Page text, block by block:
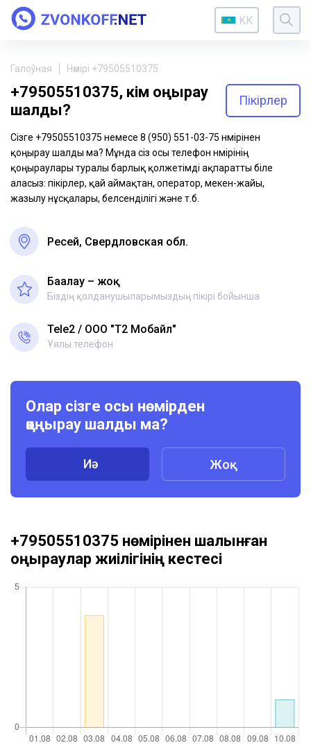
KK
Галоўная Нөмірі +79505510375
+79505510375, кім қоңырау
шалды?
Пікірлер
Сізге +79505510375 немесе 8 (950) 551-03-75 нөмірінен
қоңырау шалды ма? Мұнда сіз осы телефон нөмірінің
қоңыраулары туралы барлық қолжетімді ақпаратты біле
аласыз: пікірлер, қай аймақтан, оператор, мекен-жайы,
жазылу нұсқалары, белсенділігі және т.б.
Ресей, Свердловская обл.
Бағалау – жоқ
Біздің қолданушыларымыздың пікірі бойынша
Tele2 ООО "Т2 Мобайл"
Ұялы телефон
Олар сізге осы нөмірден
қоңырау шалды ма?
Иә Жоқ
+79505510375 нөмірінен шалынған
қоңыраулар жиілігінің кестесі